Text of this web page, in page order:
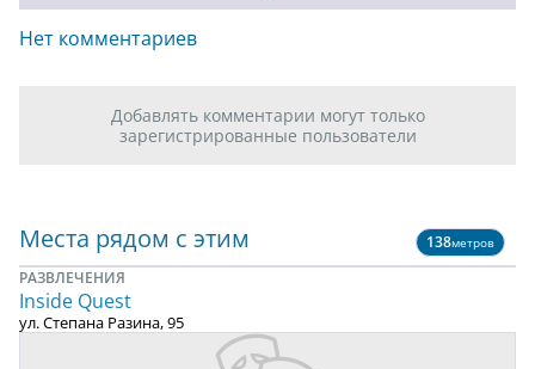
Нет комментариев
Добавлять комментарии могут только
зарегистрированные пользователи
Места рядом с этим 138метров
РАЗВЛЕЧЕНИЯ
Inside Quest
ул. Степана Разина, 95